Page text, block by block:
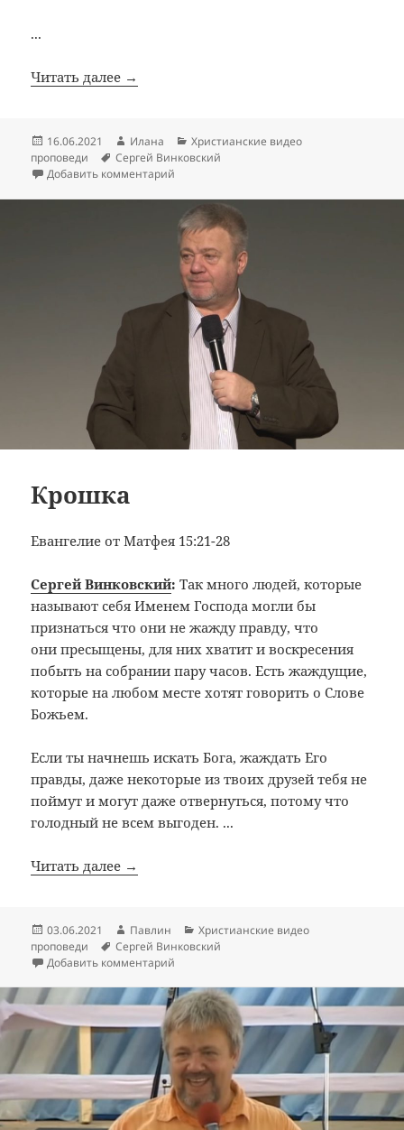
...
Читать далее →
Опубликовано
16.06.2021 Автор
Илана Рубрики
Христианские видео
проповеди
Метки
Сергей Винковский
Добавить комментарий
Крошка
Евангелие от Матфея 15:21-28
Сергей Винковский: Так много людей, которые
называют себя Именем Господа могли бы
признаться что они не жажду правду, что
они пресыщены, для них хватит и воскресения
побыть на собрании пару часов. Есть жаждущие,
которые на любом месте хотят говорить о Слове
Божьем.
Если ты начнешь искать Бога, жаждать Его
правды, даже некоторые из твоих друзей тебя не
поймут и могут даже отвернуться, потому что
голодный не всем выгоден. ...
Читать далее →
Опубликовано
03.06.2021 Автор
Павлин Рубрики
Христианские видео
проповеди
Метки
Сергей Винковский
Добавить комментарий